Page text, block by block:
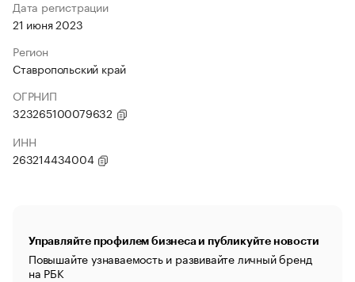
Дата регистрации
21 июня 2023
Регион
Ставропольский край
ОГРНИП
323265100079632
ИНН
263214434004
Управляйте профилем бизнеса и публикуйте новости
Повышайте узнаваемость и развивайте личный бренд
на РБК